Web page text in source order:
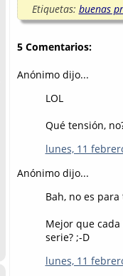
Etiquetas: buenas
5 Comentarios:
Anónimo dijo...
LOL
Qué tensión,
lunes, 11
Anónimo dijo...
Bah, no es para
Mejor que
serie? ;-D
lunes, 11